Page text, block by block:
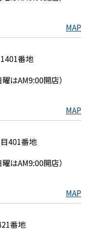
MAP
番地
はAM9:00開店）
MAP
401番地
はAM9:00開店）
MAP
番地